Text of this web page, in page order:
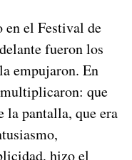
en el Festival de
fueron los
empujaron. En
que
la pantalla, que era
hizo el